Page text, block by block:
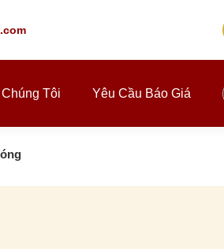
Tôi Yêu Cầu Báo Giá